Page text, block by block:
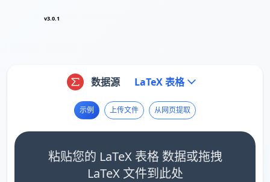
v3.0.1
数据源 LaTeX 表格
示例 上传文件 从网页提取
粘贴您的 LaTeX 表格 数据或拖拽
LaTeX 文件到此处